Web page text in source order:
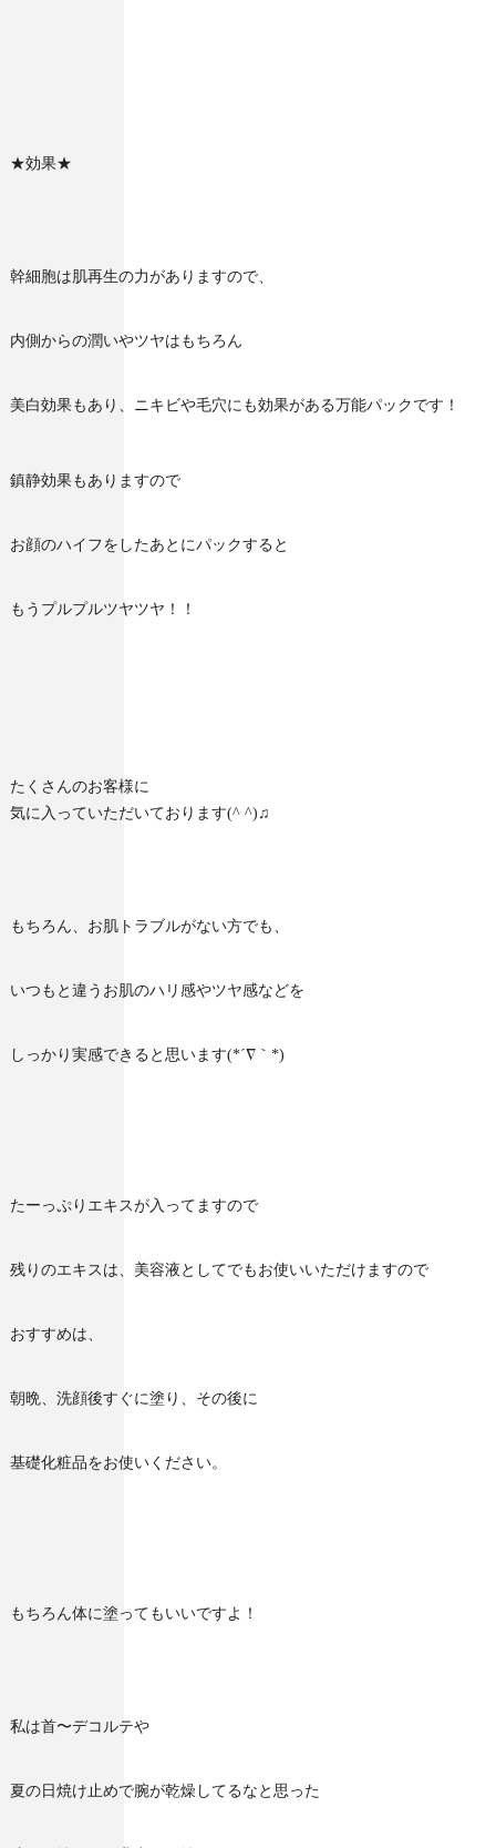
★効果★
幹細胞は肌再生の力がありますので、
内側からの潤いやツヤはもちろん
美白効果もあり、ニキビや毛穴にも効果がある万能パックです！
鎮静効果もありますので
お顔のハイフをしたあとにパックすると
もうプルプルツヤツヤ！！
たくさんのお客様に
気に入っていただいております(^ ^)♫
もちろん、お肌トラブルがない方でも、
いつもと違うお肌のハリ感やツヤ感などを
しっかり実感できると思います(*´∇｀*)
たーっぷりエキスが入ってますので
残りのエキスは、美容液としてでもお使いいただけますので
おすすめは、
朝晩、洗顔後すぐに塗り、その後に
基礎化粧品をお使いください。
もちろん体に塗ってもいいですよ！
私は首〜デコルテや
夏の日焼け止めで腕が乾燥してるなと思った